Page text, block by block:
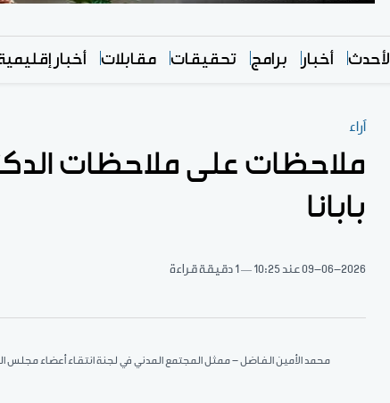
الأحدث أخبار برامج تحقيقات مقابلات أخبار
آراء
ملاحظات على ملاحظات
بابانا
09-06-2026عند 10:25 1 دقيقة قراءة
محمد الأمين الفاضل - ممثل المجتمع المدني في لجنة انتقاء أعضاء مجلس